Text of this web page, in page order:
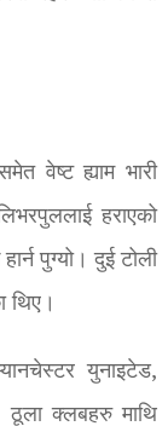
वेष्ट ह्याम भारी
हराएको
पुग्यो। दुई टोली
थिए।
युनाइटेड,
ठूला क्लबहरु माथि